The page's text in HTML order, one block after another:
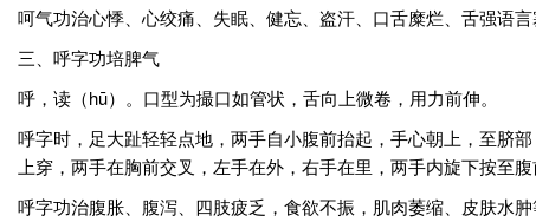
呵气功治心悸、心绞痛、失眠、健忘、盗汗、口舌糜烂、舌强语言
三、呼字功培脾气
呼，读（hū）。口型为撮口如管状，舌向上微卷，用力前伸。
呼字时，足大趾轻轻点地，两手自小腹前抬起，手心朝上，至脐
上穿，两手在胸前交叉，左手在外，右手在里，两手内旋下按至
呼字功治腹胀、腹泻、四肢疲乏，食欲不振，肌肉萎缩、皮肤水肿